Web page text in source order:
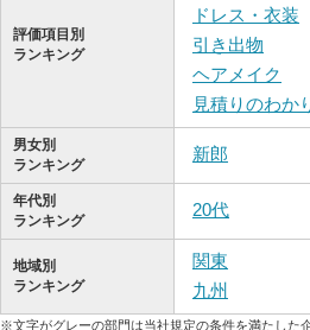
評価項目別
ランキング
ドレス・衣装
引き出物
ヘアメイク
見積りのわか
男女別
ランキング
新郎
年代別
ランキング
20代
地域別
ランキング
関東
九州
※文字がグレーの部門は当社規定の条件を満たした